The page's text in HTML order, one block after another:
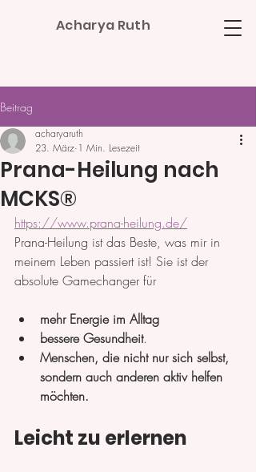
Acharya Ruth
Beitrag
Prana-Heilung nach
MCKS®
acharyaruth
23. März 1 Min. Lesezeit
https://www.prana-heilung.de/
Prana-Heilung ist das Beste, was mir in
meinem Leben passiert ist! Sie ist der
absolute Gamechanger für
mehr Energie im Alltag
bessere Gesundheit.
Menschen, die nicht nur sich selbst,
sondern auch anderen aktiv helfen
möchten.
Leicht zu erlernen